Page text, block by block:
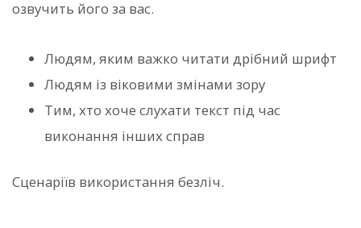
озвучить його за вас.
Людям, яким важко читати дрібний шрифт
Людям із віковими змінами зору
Тим, хто хоче слухати текст під час
виконання інших справ
Сценаріїв використання безліч.